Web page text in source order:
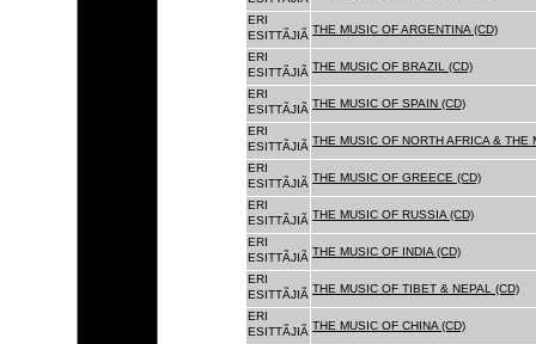
ERI
ESITTÃJIÃ THE MUSIC OF ARGENTINA (CD)
ERI
ESITTÃJIÃ THE MUSIC OF BRAZIL (CD)
ERI
ESITTÃJIÃ THE MUSIC OF SPAIN (CD)
ERI
ESITTÃJIÃ THE MUSIC OF NORTH AFRICA & THE
ERI
ESITTÃJIÃ THE MUSIC OF GREECE (CD)
ERI
ESITTÃJIÃ THE MUSIC OF RUSSIA (CD)
ERI
ESITTÃJIÃ THE MUSIC OF INDIA (CD)
ERI
ESITTÃJIÃ THE MUSIC OF TIBET & NEPAL (CD)
ERI
ESITTÃJIÃ THE MUSIC OF CHINA (CD)